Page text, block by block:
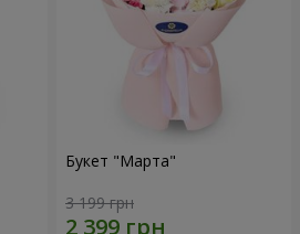
Букет "Марта"
3 199 грн